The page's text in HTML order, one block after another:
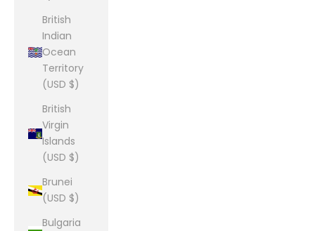
British
Indian
Ocean
Territory
(USD $)
British
Virgin
Islands
(USD $)
Brunei
(USD $)
Bulgaria